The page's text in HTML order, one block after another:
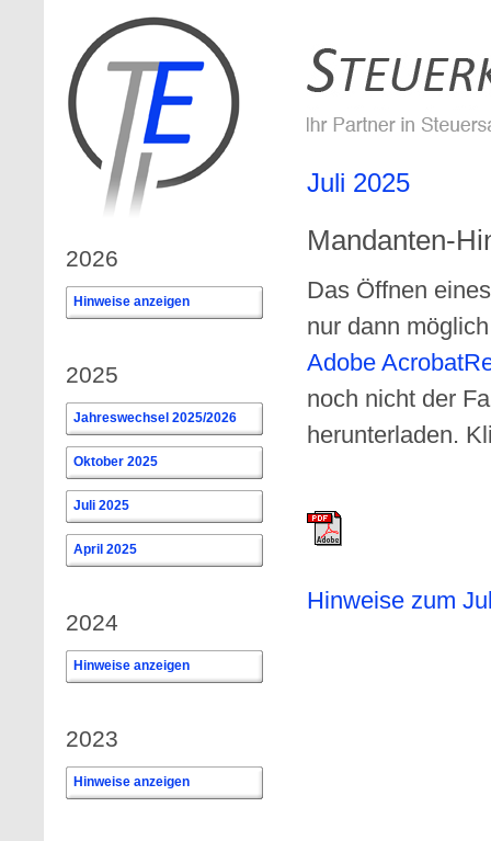
Juli 2025
2026
Hinweise anzeigen
2025
Jahreswechsel 2025/2026
Oktober 2025
Juli 2025
April 2025
2024
Hinweise anzeigen
2023
Hinweise anzeigen
Mandanten-
Das Öffnen
nur dann
Adobe
noch nicht der
herunterladen.
Hinweise zum